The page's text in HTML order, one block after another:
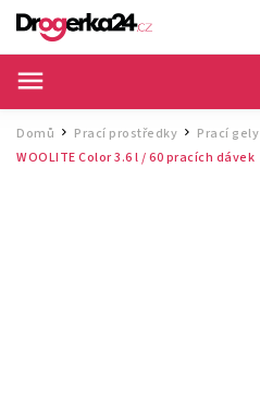
Domů / Prací prostředky / Prací gely
WOOLITE Color 3.6 l / 60 pracích dávek